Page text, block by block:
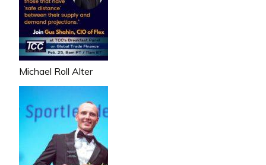
Michael Roll Alter